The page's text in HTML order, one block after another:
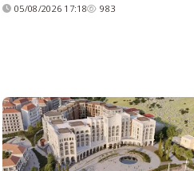
05/08/2026 17:18 983